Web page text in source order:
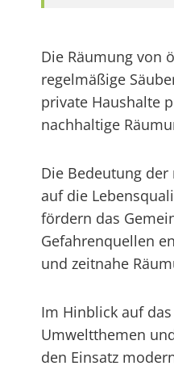
Die Räumung von
regelmäßige
private Haushalte
nachhaltige
Die Bedeutung
auf die
fördern das
Gefahrenquellen
und zeitnahe
Im Hinblick auf
Umweltthemen
den Einsatz